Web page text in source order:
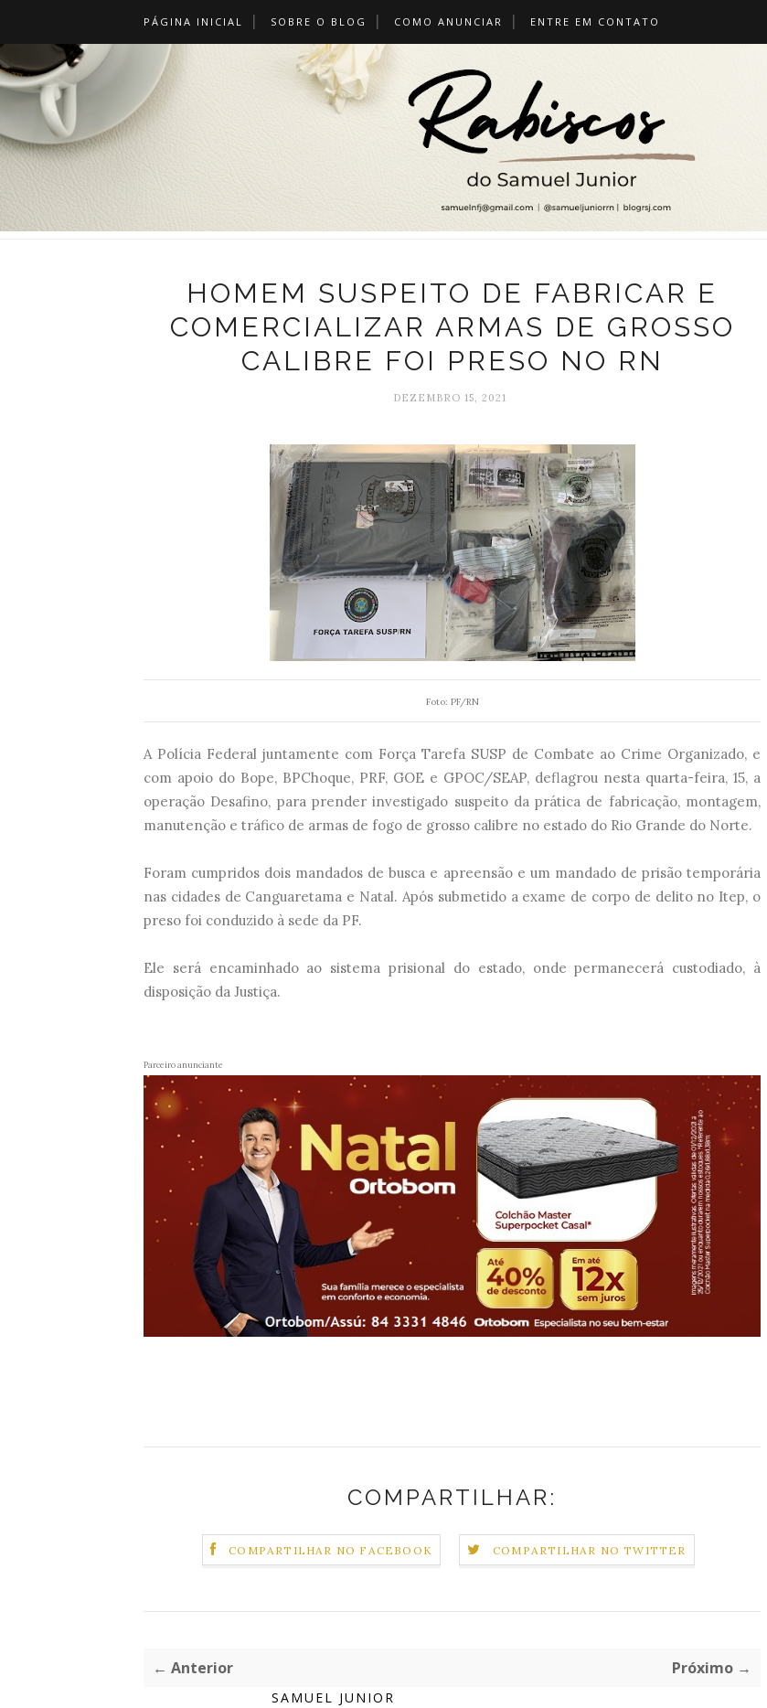
PÁGINA INICIAL SOBRE O BLOG COMO ANUNCIAR ENTRE EM CONTATO
HOMEM SUSPEITO DE FABRICAR E
COMERCIALIZAR ARMAS DE GROSSO
CALIBRE FOI PRESO NO RN
DEZEMBRO 15, 2021
Foto: PF/RN
A Polícia Federal juntamente com Força Tarefa SUSP de Combate ao Crime Organizado, e
com apoio do Bope, BPChoque, PRF, GOE e GPOC/SEAP, deflagrou nesta quarta-feira, 15, a
operação Desafino, para prender investigado suspeito da prática de fabricação, montagem,
manutenção e tráfico de armas de fogo de grosso calibre no estado do Rio Grande do Norte.
Foram cumpridos dois mandados de busca e apreensão e um mandado de prisão temporária
nas cidades de Canguaretama e Natal. Após submetido a exame de corpo de delito no Itep, o
preso foi conduzido à sede da PF.
Ele será encaminhado ao sistema prisional do estado, onde permanecerá custodiado, à
disposição da Justiça.
Parceiro anunciante
COMPARTILHAR:
COMPARTILHAR NO FACEBOOK COMPARTILHAR NO TWITTER
← Anterior Próximo →
SAMUEL JUNIOR